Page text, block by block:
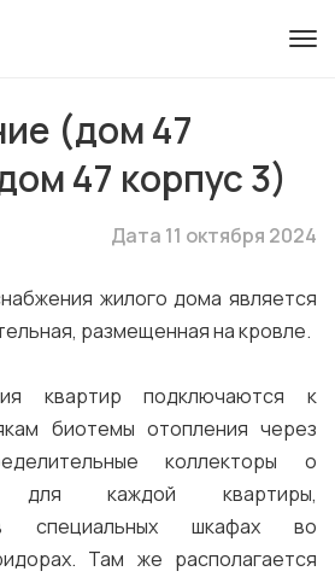
(дом 47
47 корпус 3)
Дата 11 октября 2024
жилого дома является
размещенная на кровле.
квартир подключаются к
биотемы отопления через
коллекторы о
для каждой квартиры,
специальных шкафах во
Там же располагается